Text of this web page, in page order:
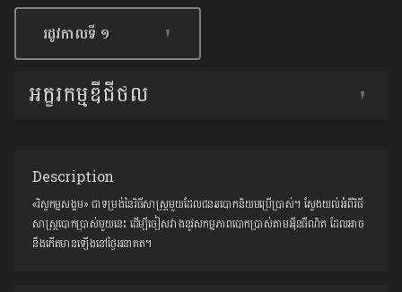
Description
«វិស្វកម្មសង្គម» ជាទម្រង់នៃវិធីសាស្ត្រមួយដែលជនឆបោកនិយមប្រើប្រាស់។ ស្វែងយល់អំពីវិធី
សាស្ត្របោកប្រាស់មួយនេះ ដើម្បីចៀសវាងនូវសកម្មភាពបោកប្រាស់តាមអ៉ីនធឺណិត ដែលអាច
នឹងកើតមានឡើងនៅថ្ងៃអនាគត។
រដូវកាលទី​ ១
អក្ខរកម្មឌីជីថល